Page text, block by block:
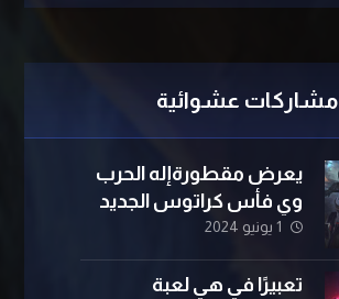
مشاركات عشوائية
يعرض مقطورةإله الحرب
وي فأس كراتوس الجديد
1 يونيو 2024
تعبيرًا في هي لعبة